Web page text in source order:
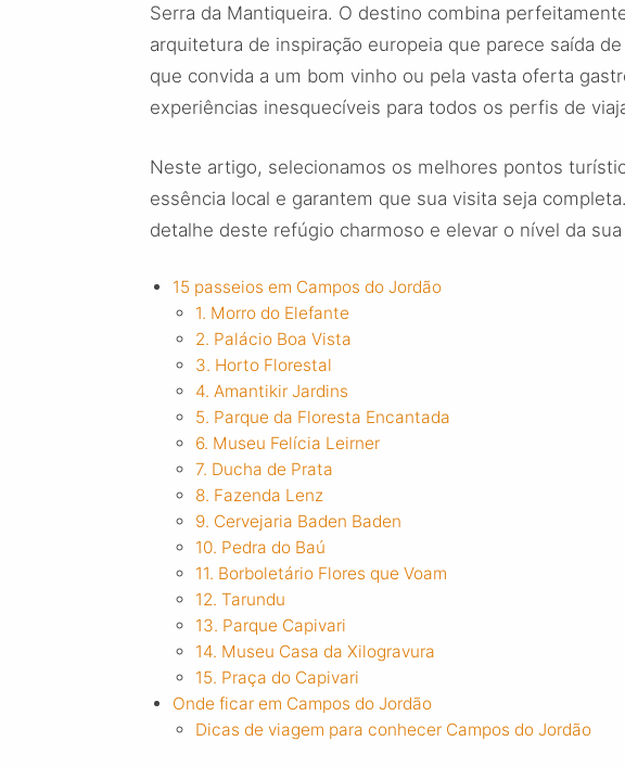
Serra da Mantiqueira. O destino combina
arquitetura de inspiração europeia que parece saída
que convida a um bom vinho ou pela vasta oferta
experiências inesquecíveis para todos os perfis de
Neste artigo, selecionamos os melhores pontos
essência local e garantem que sua visita seja
detalhe deste refúgio charmoso e elevar o nível da sua
15 passeios em Campos do Jordão
1. Morro do Elefante
2. Palácio Boa Vista
3. Horto Florestal
4. Amantikir Jardins
5. Parque da Floresta Encantada
6. Museu Felícia Leirner
7. Ducha de Prata
8. Fazenda Lenz
9. Cervejaria Baden Baden
10. Pedra do Baú
11. Borboletário Flores que Voam
12. Tarundu
13. Parque Capivari
14. Museu Casa da Xilogravura
15. Praça do Capivari
Onde ficar em Campos do Jordão
Dicas de viagem para conhecer Campos do Jordão